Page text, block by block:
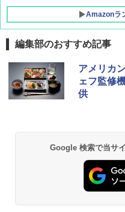
Amazonラ
DEWEL
ラソル
防水 UV
026リニ
コンパ
￥2,980
編集部のおすすめ記事
アメリカ
ェフ監修
供
Google 検索で当サ